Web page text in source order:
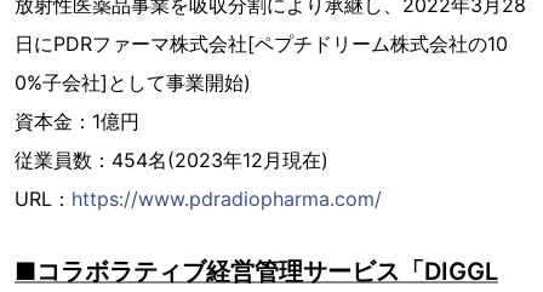
日にPDRファーマ株式会社[ペプチドリーム株式会社の10
0%子会社]として事業開始)
資本金：1億円
従業員数：454名(2023年12月現在)
URL： https://www.pdradiopharma.com/
■コラボラティブ経営管理サービス「DIGGL